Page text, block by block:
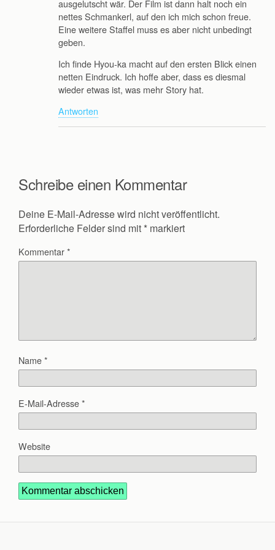
ausgelutscht wär. Der Film ist dann halt noch ein
nettes Schmankerl, auf den ich mich schon freue.
Eine weitere Staffel muss es aber nicht unbedingt
geben.
Ich finde Hyou-ka macht auf den ersten Blick einen
netten Eindruck. Ich hoffe aber, dass es diesmal
wieder etwas ist, was mehr Story hat.
Antworten
Schreibe einen Kommentar
Deine E-Mail-Adresse wird nicht veröffentlicht.
Erforderliche Felder sind mit * markiert
Kommentar*
Name*
E-Mail-Adresse*
Website